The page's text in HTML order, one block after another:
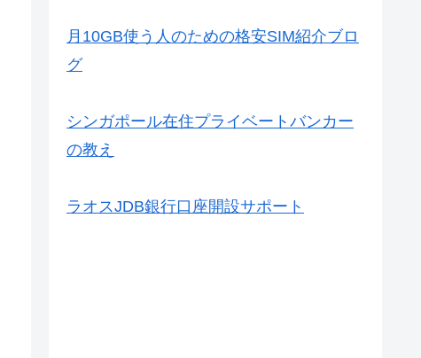
月10GB使う人のための格安SIM紹介ブロ
グ
シンガポール在住プライベートバンカー
の教え
ラオスJDB銀行口座開設サポート